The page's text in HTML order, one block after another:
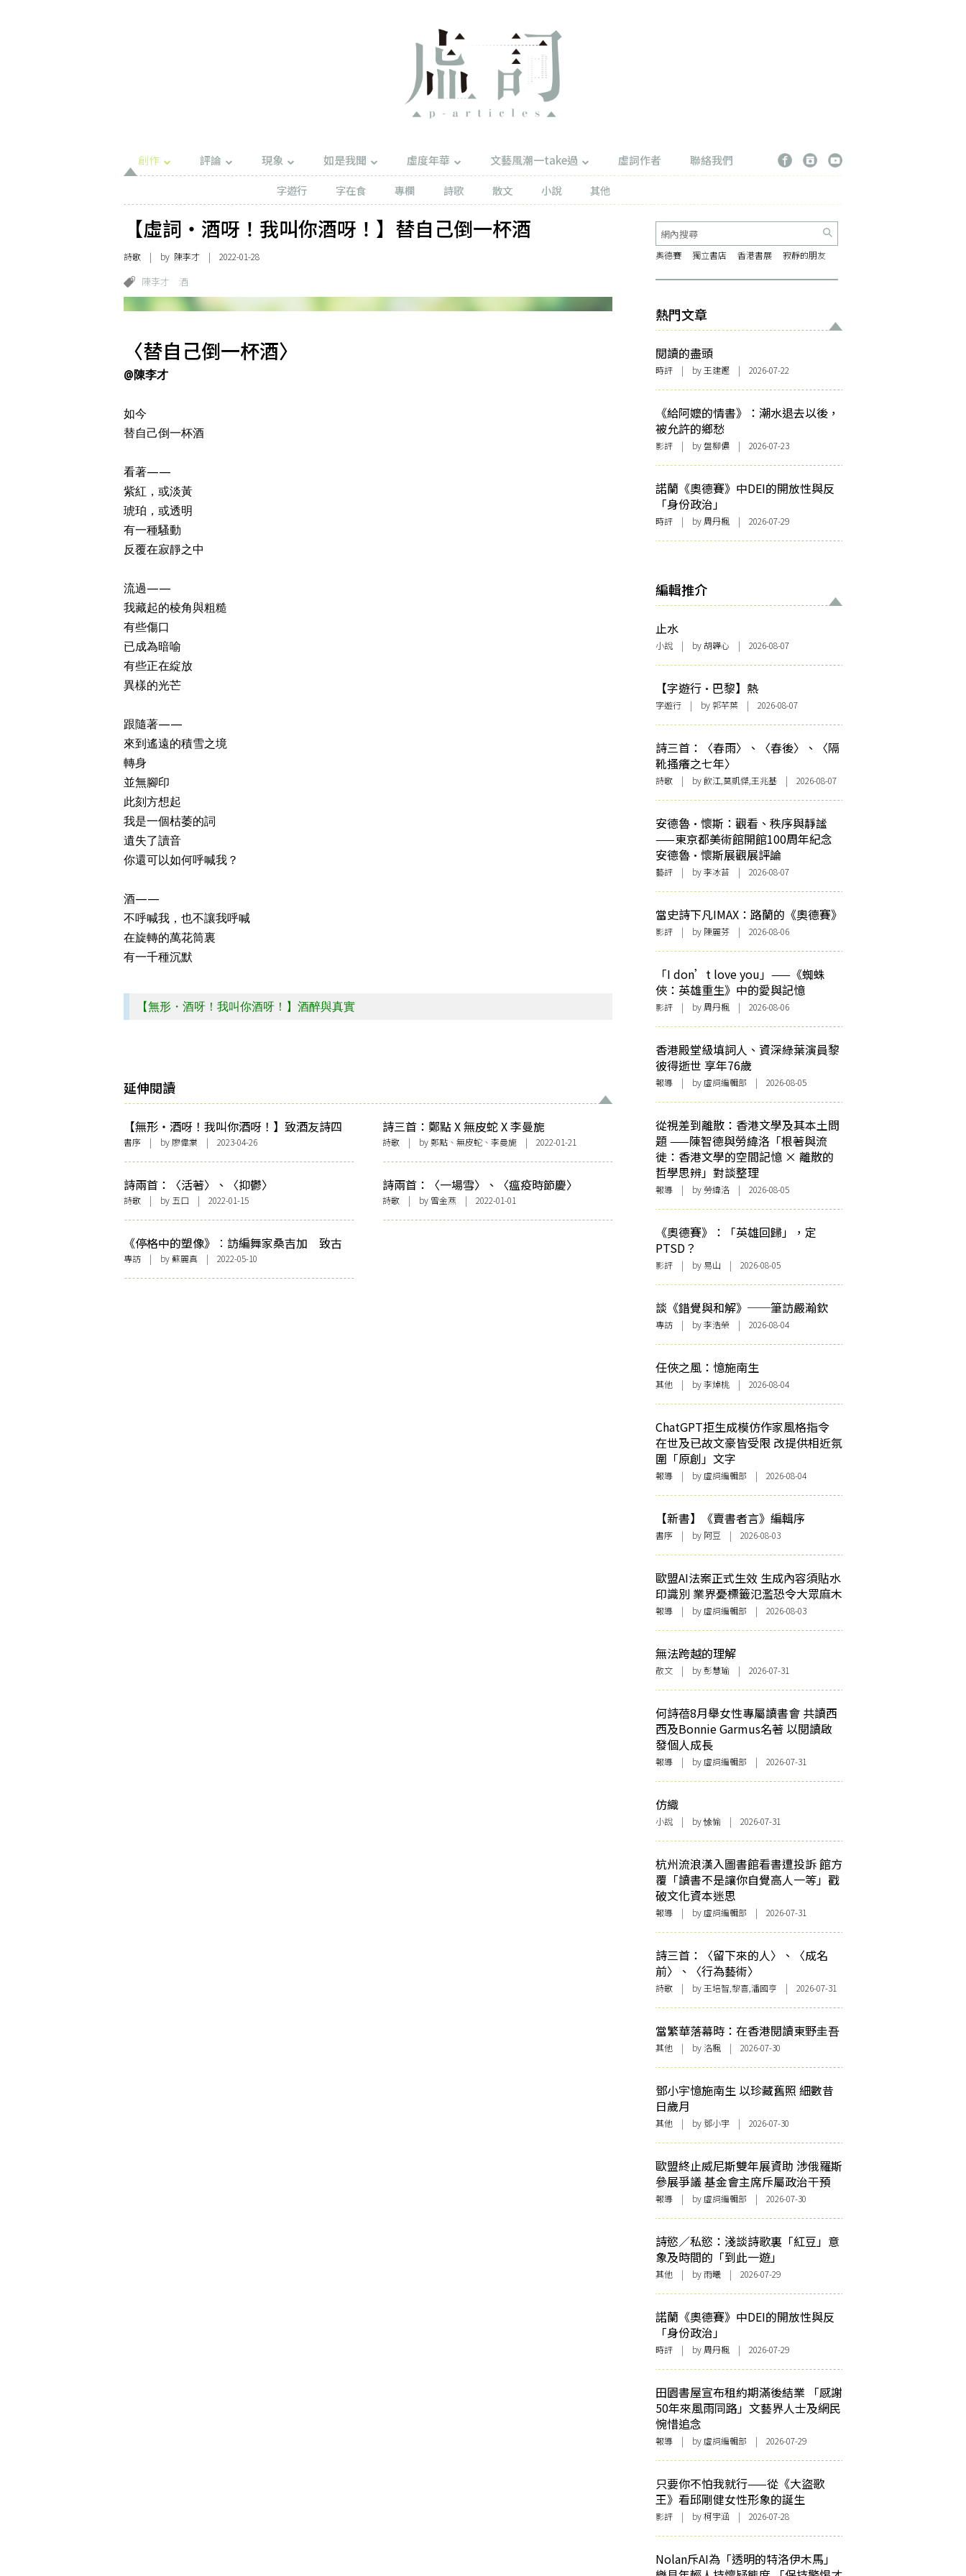
創作 評論 現象 如是我聞 虛度年華 文藝風潮一take過 虛詞作者
聯絡我們
字遊行
字在食 專欄 詩歌 散文 小說 其他
【虛詞・酒呀！我叫你酒呀！】替自己倒一杯酒
詩歌 | by 陳李才 | 2022-01-28
陳李才 酒
〈替自己倒一杯酒〉
@陳李才
如今
替自己倒一杯酒
看著——
紫紅，或淡黃
琥珀，或透明
有一種騷動
反覆在寂靜之中
流過——
我藏起的棱角與粗糙
有些傷口
已成為暗喻
有些正在綻放
異樣的光芒
跟隨著——
來到遙遠的積雪之境
轉身
並無腳印
此刻方想起
我是一個枯萎的詞
遺失了讀音
你還可以如何呼喊我？
酒——
不呼喊我，也不讓我呼喊
在旋轉的萬花筒裏
有一千種沉默
【無形・酒呀！我叫你酒呀！】酒醉與真實
延伸閱讀
【無形・酒呀！我叫你酒呀！】致酒友詩四
首並序
書序 | by 廖偉棠 | 2023-04-26
詩三首：鄭點 X 無皮蛇 X 李曼旎
詩歌 | by 鄭點、無皮蛇、李曼旎 | 2022-01-21
詩兩首：〈活著〉、〈抑鬱〉
詩歌 | by 五口 | 2022-01-15
詩兩首：〈一場雪〉、〈瘟疫時節慶〉
詩歌 | by 曾金燕 | 2022-01-01
《停格中的塑像》︰訪編舞家桑吉加 致古
希臘的身體頌詩
專訪 | by蘇麗真 | 2022-05-10
奧德賽 獨立書店 香港書展 寂靜的朋友
熱門文章
閱讀的盡頭
時評 | by 王建鏗 | 2026-07-22
《給阿嬤的情書》：潮水退去以後，
被允許的鄉愁
影評 | by 盤柳儂 | 2026-07-23
諾蘭《奧德賽》中DEI的開放性與反
「身份政治」
時評 | by 周丹楓 | 2026-07-29
編輯推介
止水
小說 | by 胡韡心 | 2026-08-07
【字遊行·巴黎】熱
字遊行 | by 郭芊葉 | 2026-08-07
詩三首：〈春雨〉、〈春後〉、〈隔
靴搔癢之七年〉
詩歌 | by 飲江,莫凱傑,王兆基 | 2026-08-07
安德魯·懷斯：觀看、秩序與靜謐
——東京都美術館開館100周年紀念
安德魯·懷斯展觀展評論
藝評 | by 李冰苔 | 2026-08-07
當史詩下凡IMAX：路蘭的《奧德賽》
影評 | by 陳麗芬 | 2026-08-06
「I don’t love you」——《蜘蛛
俠：英雄重生》中的愛與記憶
影評 | by 周丹楓 | 2026-08-06
香港殿堂級填詞人、資深綠葉演員黎
彼得逝世 享年76歲
報導 | by 虛詞編輯部 | 2026-08-05
從視差到離散：香港文學及其本土問
題 ——陳智德與勞緯洛「根著與流
徙：香港文學的空間記憶 × 離散的
哲學思辨」對談整理
報導 | by 勞緯洛 | 2026-08-05
《奧德賽》：「英雄回歸」，定
PTSD？
影評 | by 易山 | 2026-08-05
談《錯覺與和解》──筆訪嚴瀚欽
專訪 | by 李浩榮 | 2026-08-04
任俠之風：憶施南生
其他 | by 李焯桃 | 2026-08-04
ChatGPT拒生成模仿作家風格指令
在世及已故文豪皆受限 改提供相近氛
圍「原創」文字
報導 | by 虛詞編輯部 | 2026-08-04
【新書】《賣書者言》編輯序
書序 | by 阿豆 | 2026-08-03
歐盟AI法案正式生效 生成內容須貼水
印識別 業界憂標籤氾濫恐令大眾麻木
報導 | by 虛詞編輯部 | 2026-08-03
無法跨越的理解
散文 | by 彭慧瑜 | 2026-07-31
何詩蓓8月舉女性專屬讀書會 共讀西
西及Bonnie Garmus名著 以閱讀啟
發個人成長
報導 | by 虛詞編輯部 | 2026-07-31
仿織
小說 | by 悇愉 | 2026-07-31
杭州流浪漢入圖書館看書遭投訴 館方
覆「讀書不是讓你自覺高人一等」戳
破文化資本迷思
報導 | by 虛詞編輯部 | 2026-07-31
詩三首：〈留下來的人〉、〈成名
前〉、〈行為藝術〉
詩歌 | by 王培智,黎喜,潘國亨 | 2026-07-31
當繁華落幕時：在香港閱讀東野圭吾
其他 | by洛楓 | 2026-07-30
鄧小宇憶施南生 以珍藏舊照 細數昔
日歲月
其他 | by 鄧小宇 | 2026-07-30
歐盟終止威尼斯雙年展資助 涉俄羅斯
參展爭議 基金會主席斥屬政治干預
報導 | by 虛詞編輯部 | 2026-07-30
詩慾／私慾：淺談詩歌裏「紅豆」意
象及時間的「到此一遊」
其他 | by 雨曦 | 2026-07-29
諾蘭《奧德賽》中DEI的開放性與反
「身份政治」
時評 | by 周丹楓 | 2026-07-29
田園書屋宣布租約期滿後結業 「感謝
50年來風雨同路」文藝界人士及網民
惋惜追念
報導 | by 虛詞編輯部 | 2026-07-29
只要你不怕我就行——從《大盜歌
王》看邱剛健女性形象的誕生
影評 | by 柯宇涵 | 2026-07-28
Nolan斥AI為「透明的特洛伊木馬」